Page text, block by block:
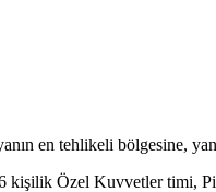
en tehlikeli bölgesine,
Özel Kuvvetler timi,